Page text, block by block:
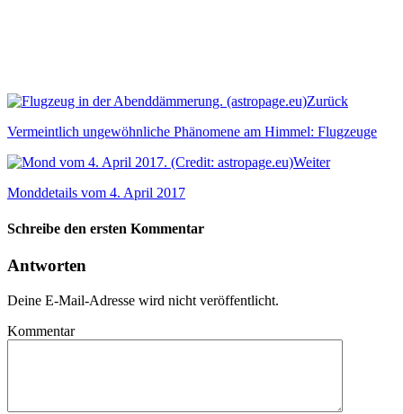
Zurück
Vermeintlich ungewöhnliche Phänomene am Himmel: Flugzeuge
Weiter
Monddetails vom 4. April 2017
Schreibe den ersten Kommentar
Antworten
Deine E-Mail-Adresse wird nicht veröffentlicht.
Kommentar